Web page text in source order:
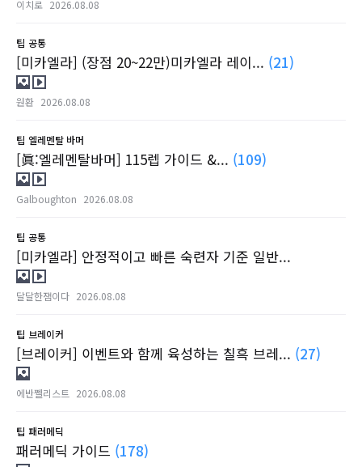
이치로 2026.08.08
팁 공통
[미카엘라] (장점 20~22만)미카엘라 레이... (21)
원환 2026.08.08
팁 엘레멘탈 바머
[眞:엘레멘탈바머] 115렙 가이드 &... (109)
Galboughton 2026.08.08
팁 공통
[미카엘라] 안정적이고 빠른 숙련자 기준 일반...
달달한잼이다 2026.08.08
팁 브레이커
[브레이커] 이벤트와 함께 육성하는 칠흑 브레... (27)
에반쩰리스트 2026.08.08
팁 패러메딕
패러메딕 가이드 (178)